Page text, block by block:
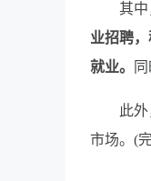
其中，
业招聘
就业。
此外，
市场。(